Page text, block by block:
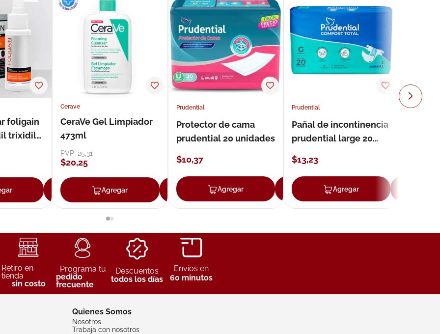
foligain
trixidil
Agregar
Cerave
CeraVe Gel Limpiador
473ml
PVP:25,31
$20,25
Agregar Agregar
Prudential
Protector de cama
prudential 20 unidades
$10,37
Agregar Agregar
Prudential
Pañal de incontinencia
prudential large 20
$13,23
Agregar
Retiro en
tienda
sin costo
Programa tu
pedido
frecuente
Descuentos
todos los días
Envíos en
60 minutos
Quienes Somos
Nosotros
Trabaja con nosotros